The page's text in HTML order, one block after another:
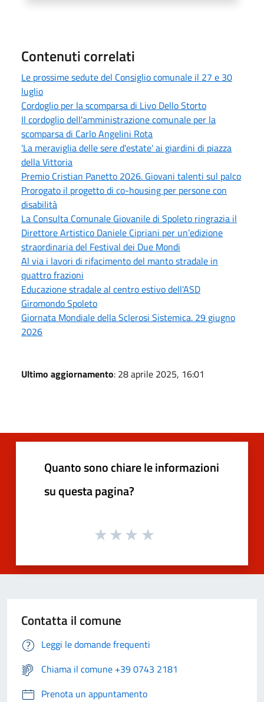
Contenuti correlati
Le prossime sedute del Consiglio comunale il 27 e 30
luglio
Cordoglio per la scomparsa di Livo Dello Storto
Il cordoglio dell'amministrazione comunale per la
scomparsa di Carlo Angelini Rota
'La meraviglia delle sere d'estate' ai giardini di piazza
della Vittoria
Premio Cristian Panetto 2026. Giovani talenti sul palco
Prorogato il progetto di co-housing per persone con
disabilità
La Consulta Comunale Giovanile di Spoleto ringrazia il
Direttore Artistico Daniele Cipriani per un’edizione
straordinaria del Festival dei Due Mondi
Al via i lavori di rifacimento del manto stradale in
quattro frazioni
Educazione stradale al centro estivo dell'ASD
Giromondo Spoleto
Giornata Mondiale della Sclerosi Sistemica. 29 giugno
2026
Ultimo aggiornamento: 28 aprile 2025, 16:01
Quanto sono chiare le informazioni
su questa pagina?
Contatta il comune
Leggi le domande frequenti
Chiama il comune +39 0743 2181
Prenota un appuntamento